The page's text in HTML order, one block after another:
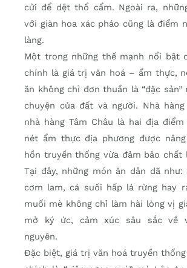
cửi để dệt thổ cẩm. Ngoài ra,
với giàn hoa xác pháo cũng là điểm
làng.
Một trong những thế mạnh nổi bật
chính là giá trị văn hoá – ẩm thực,
ăn không chỉ đơn thuần là “đặc sản”
chuyện của đất và người. Nhà
nhà hàng Tâm Châu là hai địa
nét ẩm thực địa phương được
hồn truyền thống vừa đảm bảo chất
Tại đây, những món ăn dân dã như:
cơm lam, cá suối hấp lá rừng hay
muối mè không chỉ làm hài lòng vị
mở ký ức, cảm xúc sâu sắc về
nguyên.
Đặc biệt, giá trị văn hoá truyền